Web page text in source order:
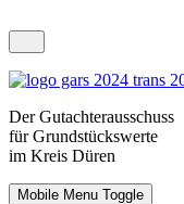
DerGutachterausschuss
für Grundstückswerte
im Kreis Düren
Mobile Menu Toggle